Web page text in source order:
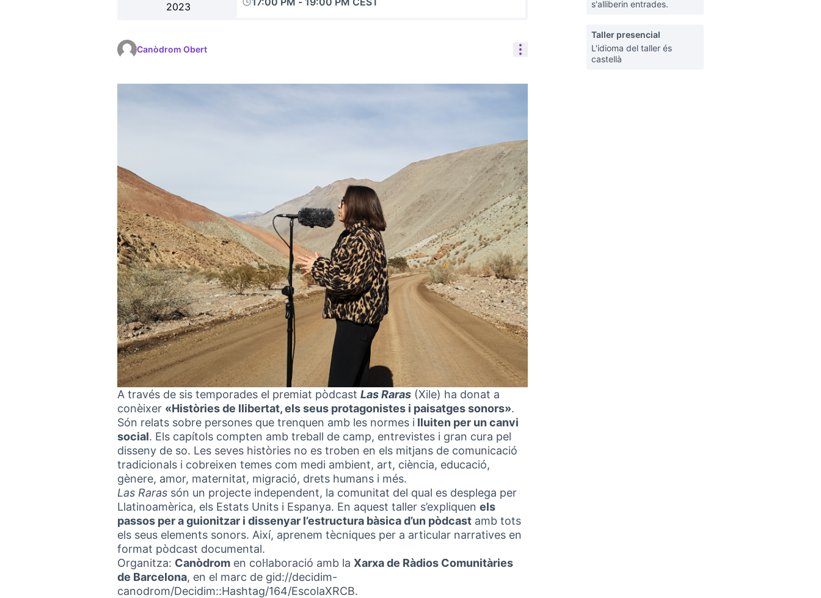
2023
Canòdrom Obert Controls de recursos
A través de sis temporades el premiat pòdcast Las Raras (Xile) ha donat a
conèixer «Històries de llibertat, els seus protagonistes i paisatges sonors».
Són relats sobre persones que trenquen amb les normes i lluiten per un canvi
social. Els capítols compten amb treball de camp, entrevistes i gran cura pel
disseny de so. Les seves històries no es troben en els mitjans de comunicació
tradicionals i cobreixen temes com medi ambient, art, ciència, educació,
gènere, amor, maternitat, migració, drets humans i més.
Las Raras són un projecte independent, la comunitat del qual es desplega per
Llatinoamèrica, els Estats Units i Espanya. En aquest taller s’expliquen els
passos per a guionitzar i dissenyar l’estructura bàsica d’un pòdcast amb tots
els seus elements sonors. Així, aprenem tècniques per a articular narratives en
format pòdcast documental.
Organitza: Canòdrom en col·laboració amb la Xarxa de Ràdios Comunitàries
de Barcelona, en el marc de gid://decidim-
canodrom/Decidim::Hashtag/164/EscolaXRCB.
s'alliberin entrades.
Taller presencial
L'idioma del taller és
castellà